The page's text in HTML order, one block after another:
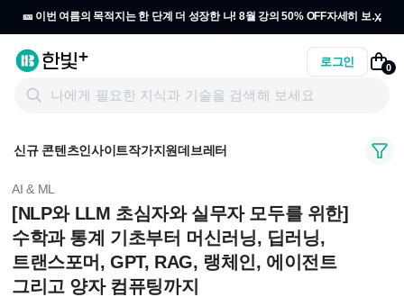
🎫 이번 여름의 목적지는 한 단계 더 성장한 나! 8월 강의 50% OFF자세히 보기
x
로그인 0
신규 콘텐츠인사이트작가지원데브레터
AI & ML
[NLP와 LLM 초심자와 실무자 모두를 위한]
수학과 통계 기초부터 머신러닝, 딥러닝,
트랜스포머, GPT, RAG, 랭체인, 에이전트
그리고 양자 컴퓨팅까지